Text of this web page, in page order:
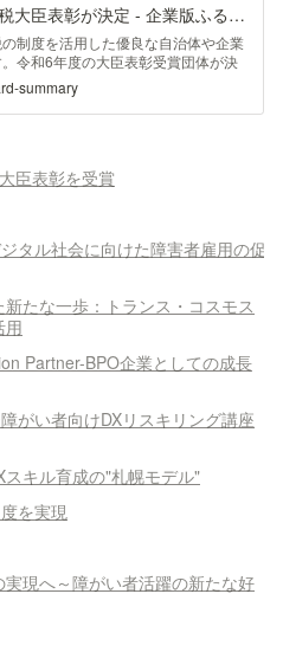
令和6年度企業版ふるさと納税大臣表彰が決定 - 企業版ふるさと納税バトンパス
制度を活用した優良な自治体や企業
令和6年度の大臣表彰受賞団体が決
れました。今回は、令和6年度企業
団体の概要についてご紹介します。
summary
臣表彰を受賞
タル社会に向けた障害者雇用の促
たな一歩：トランス・コスモス
用
Partner-BPO企業としての成長
がい者向けDXリスキリング講座
キル育成の"札幌モデル"
を実現
現へ～障がい者活躍の新たな好